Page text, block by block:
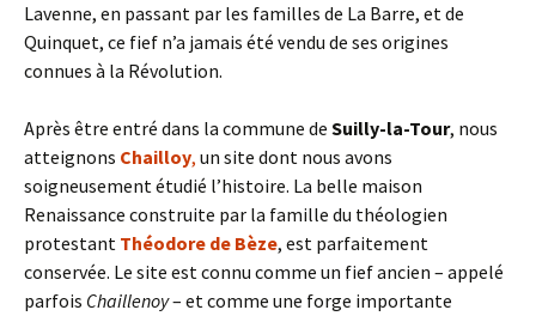
Lavenne, en passant par les familles de La Barre, et de
Quinquet, ce fief n’a jamais été vendu de ses origines
connues à la Révolution.
Après être entré dans la commune de Suilly-la-Tour, nous
atteignons Chailloy, un site dont nous avons
soigneusement étudié l’histoire. La belle maison
Renaissance construite par la famille du théologien
protestant Théodore de Bèze, est parfaitement
conservée. Le site est connu comme un fief ancien – appelé
parfois Chaillenoy– et comme une forge importante